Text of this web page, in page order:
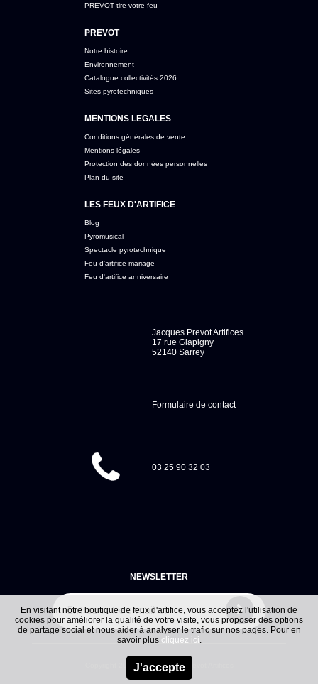
PREVOT tire votre feu
PREVOT
Notre histoire
Environnement
Catalogue collectivités 2026
Sites pyrotechniques
MENTIONS LEGALES
Conditions générales de vente
Mentions légales
Protection des données personnelles
Plan du site
LES FEUX D'ARTIFICE
Blog
Pyromusical
Spectacle pyrotechnique
Feu d'artifice mariage
Feu d'artifice anniversaire
Jacques Prevot Artifices
17 rue Glapigny
52140 Sarrey
Formulaire de contact
03 25 90 32 03
NEWSLETTER
- sarl Jacques Prevot Artifices
En visitant notre boutique de feux d'artifice, vous acceptez l'utilisation de
cookies pour améliorer la qualité de votre visite, vous proposer des options
de partage social et nous aider à analyser le trafic sur nos pages. Pour en
savoir plus cliquez ici.
J'accepte